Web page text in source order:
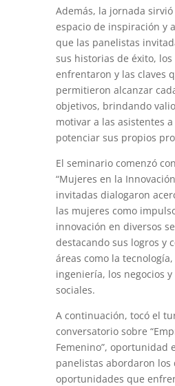
Además, la jornada
espacio de inspiración y
que las panelistas
sus historias de éxito,
enfrentaron y las claves
permitieron alcanzar
objetivos, brindando
motivar a las asistentes
potenciar sus propios
El seminario comenzó
“Mujeres en la
invitadas dialogaron
las mujeres como
innovación en diversos
destacando sus logros y
áreas como la
ingeniería, los negocios y
sociales.
A continuación, tocó el
conversatorio sobre
Femenino”, oportunidad
panelistas abordaron los
oportunidades que